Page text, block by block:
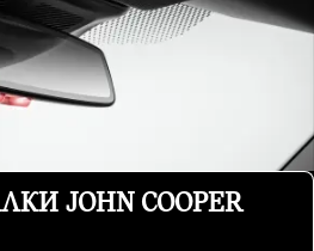
JOHN COOPER